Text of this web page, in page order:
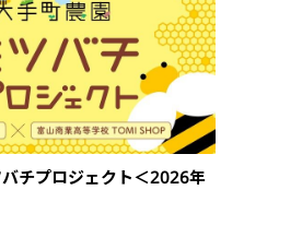
チプロジェクト＜2026年